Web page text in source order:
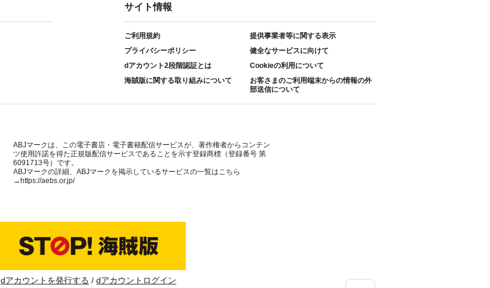
サイト情報
ご利用規約
提供事業者等に関する表示
プライバシーポリシー
健全なサービスに向けて
dアカウント2段階認証とは
Cookieの利用について
海賊版に関する取り組みについて
お客さまのご利用端末からの情報の外
部送信について
ABJマークは、この電子書店・電子書籍配信サービスが、著作権者からコンテン
ツ使用許諾を得た正規版配信サービスであることを示す登録商標（登録番号 第
6091713号）です。
ABJマークの詳細、ABJマークを掲示しているサービスの一覧はこちら
→https://aebs.or.jp/
dアカウントを発行する dアカウントログイン